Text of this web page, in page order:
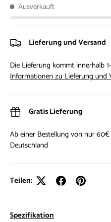
Ausverkauft
Lieferung und Versand
Die Lieferung kommt innerhalb
Informationen zu Lieferung und
Gratis Lieferung
Ab einer Bestellung von nur
Deutschland
Teilen:
Spezifikation